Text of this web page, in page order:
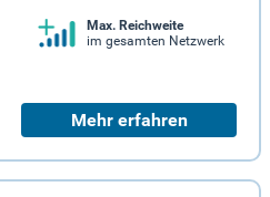
Max. Reichweite
im gesamten Netzwerk
Mehr erfahren